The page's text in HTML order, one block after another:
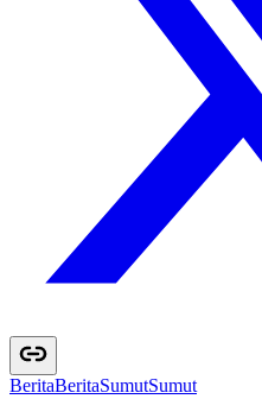
BeritaBeritaSumutSumut